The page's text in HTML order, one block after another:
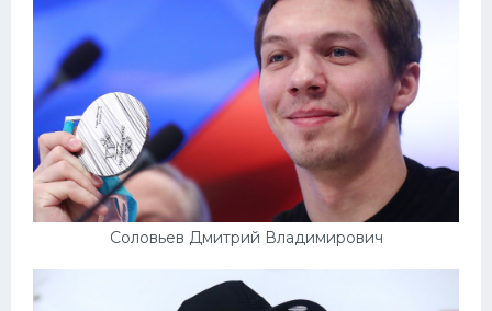
Соловьев Дмитрий Владимирович